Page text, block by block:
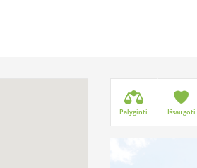
Palyginti Išsaugoti